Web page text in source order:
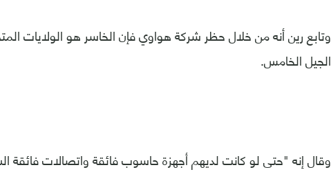
وتابع رين أنه من خلال حظر شركة هواوي فإن الخاسر هو الولايات
الجيل الخامس.
وقال إنه "حتى لو كانت لديهم أجهزة حاسوب فائقة واتصالات فائقة